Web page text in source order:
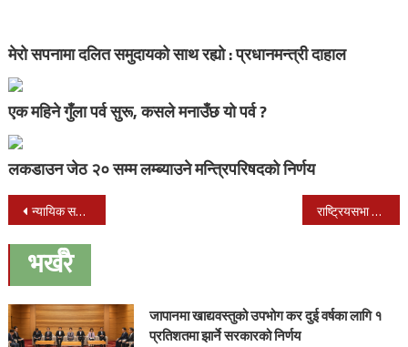
मेरो सपनामा दलित समुदायको साथ रह्यो : प्रधानमन्त्री दाहाल
एक महिने गुँला पर्व सुरू, कसले मनाउँछ यो पर्व ?
लकडाउन जेठ २० सम्म लम्ब्याउने मन्त्रिपरिषदको निर्णय
Post
navigation
न्यायिक समस्या समाधान गर्न संगठीत राष्ट्रियसभा निर्वाचन माघ २४ गते गर्ने सरकारको निर्णय
भर्खरै
जापानमा खाद्यवस्तुको उपभोग कर दुई वर्षका लागि १
प्रतिशतमा झार्ने सरकारको निर्णय